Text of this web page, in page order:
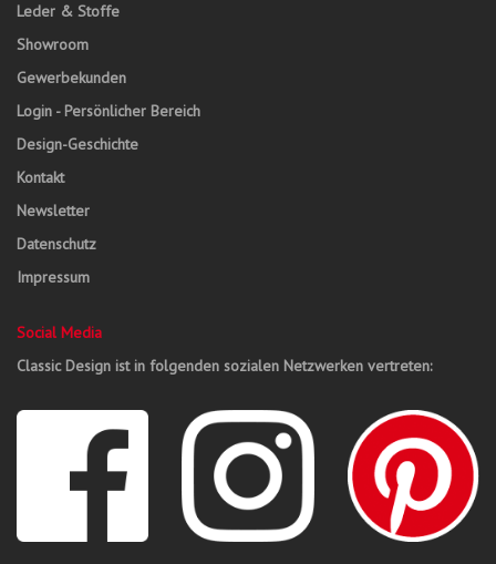
Leder & Stoffe
Showroom
Gewerbekunden
Login - Persönlicher Bereich
Design-Geschichte
Kontakt
Newsletter
Datenschutz
Impressum
Social Media
Classic Design ist in folgenden sozialen Netzwerken vertreten: